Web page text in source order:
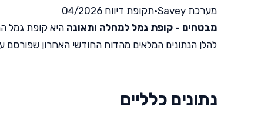
מערכת Savey •תקופת דיווח 04/2026
מבטחים - קופת גמל למחלה ותאונה היא קופת גמל
להלן הנתונים המלאים מהדוח החודשי האחרון שפורסם על
נתונים כלליים